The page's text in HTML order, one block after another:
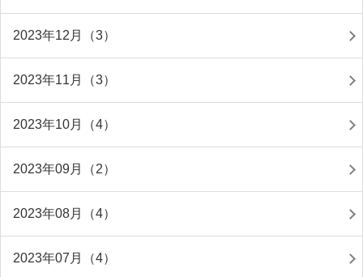
2023年12月（3）
2023年11月（3）
2023年10月（4）
2023年09月（2）
2023年08月（4）
2023年07月（4）